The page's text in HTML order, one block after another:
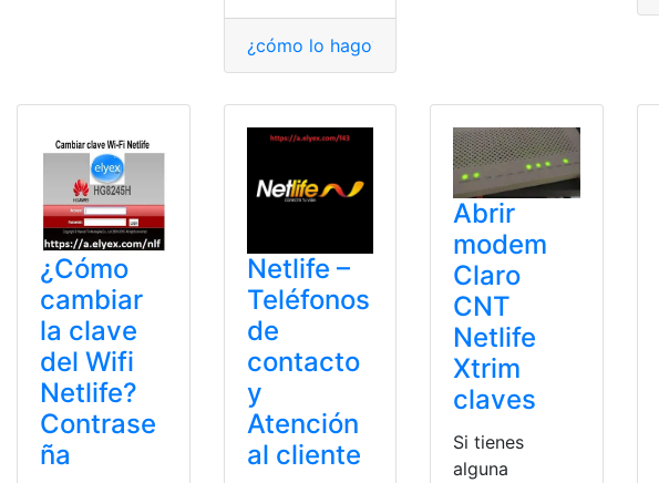
¿cómo lo hago?
¿Cómo
cambiar
la clave
del Wifi
Netlife?
Contrase
ña
Netlife –
Teléfonos
de
contacto
y
Atención
al cliente
Abrir
modem
Claro
CNT
Netlife
Xtrim
claves
Si tienes
alguna